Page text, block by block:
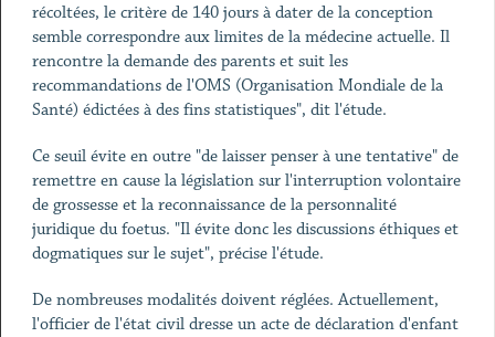
récoltées, le critère de 140 jours à dater de la conception
semble correspondre aux limites de la médecine actuelle. Il
rencontre la demande des parents et suit les
recommandations de l'OMS (Organisation Mondiale de la
Santé) édictées à des fins statistiques", dit l'étude.
Ce seuil évite en outre "de laisser penser à une tentative" de
remettre en cause la législation sur l'interruption volontaire
de grossesse et la reconnaissance de la personnalité
juridique du foetus. "Il évite donc les discussions éthiques et
dogmatiques sur le sujet", précise l'étude.
De nombreuses modalités doivent réglées. Actuellement,
l'officier de l'état civil dresse un acte de déclaration d'enfant